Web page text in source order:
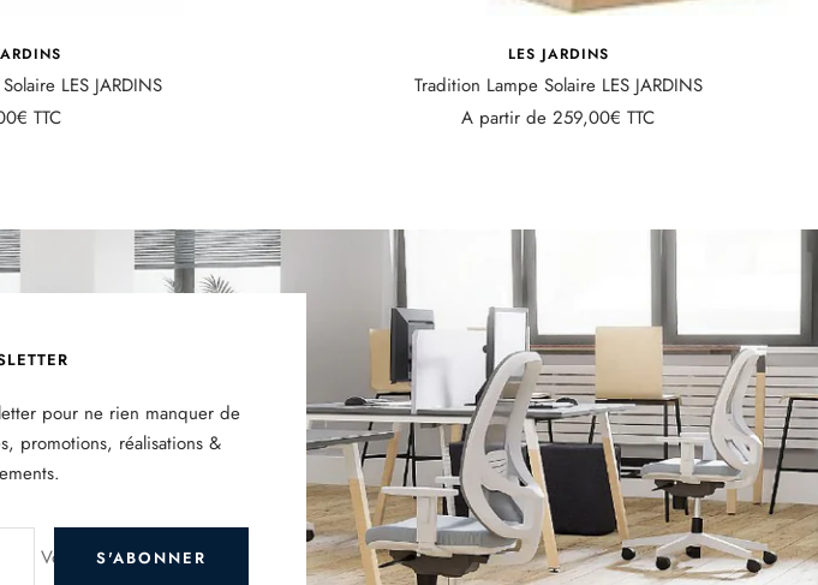
LES JARDINS
TTC
LES JARDINS
Tradition Lampe Solaire LES JARDINS
Prix
A partir de259,00€ TTC
pour ne rien manquer de
promotions, réalisations &
Votre e-mailS'ABONNER